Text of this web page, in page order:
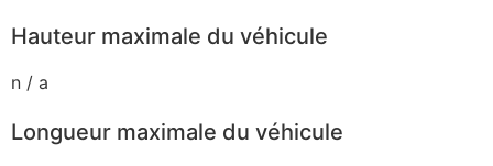
Hauteur maximale du véhicule
n / a
Longueur maximale du véhicule